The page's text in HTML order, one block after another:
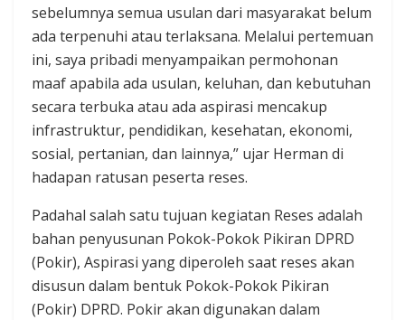
sebelumnya semua usulan dari masyarakat belum
ada terpenuhi atau terlaksana. Melalui pertemuan
ini, saya pribadi menyampaikan permohonan
maaf apabila ada usulan, keluhan, dan kebutuhan
secara terbuka atau ada aspirasi mencakup
infrastruktur, pendidikan, kesehatan, ekonomi,
sosial, pertanian, dan lainnya,” ujar Herman di
hadapan ratusan peserta reses.
Padahal salah satu tujuan kegiatan Reses adalah
bahan penyusunan Pokok-Pokok Pikiran DPRD
(Pokir), Aspirasi yang diperoleh saat reses akan
disusun dalam bentuk Pokok-Pokok Pikiran
(Pokir) DPRD. Pokir akan digunakan dalam